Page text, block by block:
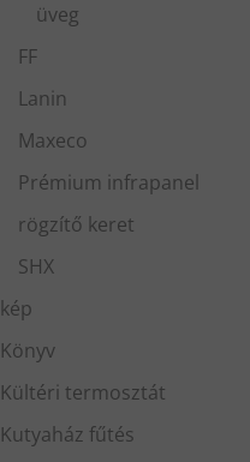
üveg
FF
Lanin
Maxeco
Prémium infrapanel
rögzítő keret
SHX
kép
Könyv
Kültéri termosztát
Kutyaház fűtés